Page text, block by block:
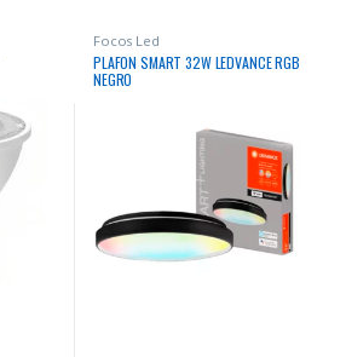
Focos Led
PLAFON SMART 32W LEDVANCE RGB
NEGRO